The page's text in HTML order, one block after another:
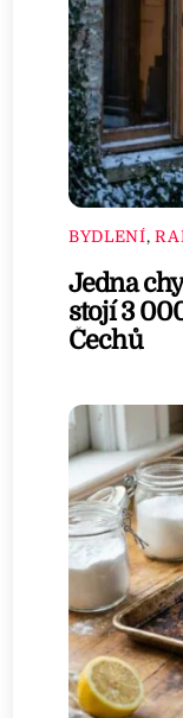
BYDLENÍ,
Jedna
stojí 3
Čechů